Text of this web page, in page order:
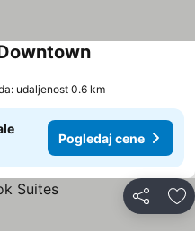
udaljenost 0.6 km
Pogledaj cene
Deli